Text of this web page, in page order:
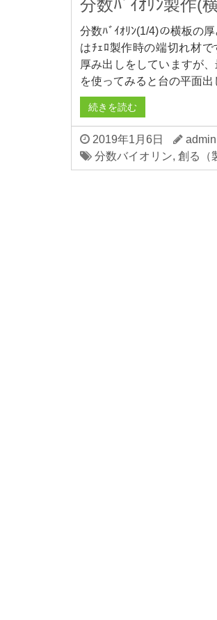
分数ﾊﾞｲｵﾘﾝ製作(
分数ﾊﾞｲｵﾘﾝ(1/4)の横板の
はﾁｪﾛ製作時の端切れ材
厚み出しをしていますが
を使ってみると台の平面
続きを読む
2019年1月6日
admin
分数バイオリン, 創る（